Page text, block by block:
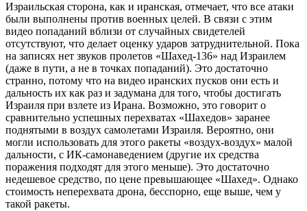
Израильская сторона, как и иранская, отмечает, что все атаки
были выполнены против военных целей. В связи с этим
видео попаданий вблизи от случайных свидетелей
отсутствуют, что делает оценку ударов затруднительной. Пока
на записях нет звуков пролетов «Шахед-136» над Израилем
(даже в пути, а не в точках попаданий). Это достаточно
странно, потому что на видео иранских пусков они есть и
дальность их как раз и задумана для того, чтобы достигать
Израиля при взлете из Ирана. Возможно, это говорит о
сравнительно успешных перехватах «Шахедов» заранее
поднятыми в воздух самолетами Израиля. Вероятно, они
могли использовать для этого ракеты «воздух-воздух» малой
дальности, с ИК-самонаведением (другие их средства
поражения подходят для этого меньше). Это достаточно
недешевое средство, по цене превышающее «Шахед». Однако
стоимость неперехвата дрона, бесспорно, еще выше, чем у
такой ракеты.